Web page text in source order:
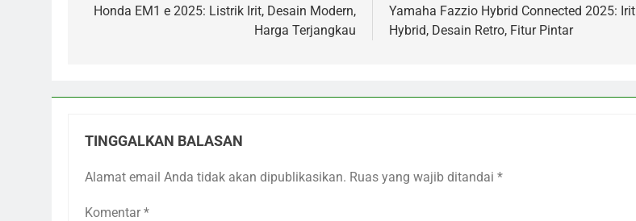
pos
Honda EM1 e 2025: Listrik Irit, Desain Modern,
Harga Terjangkau
Yamaha Fazzio Hybrid Connected 2025: Irit
Hybrid, Desain Retro, Fitur Pintar
TINGGALKAN BALASAN
Alamat email Anda tidak akan dipublikasikan. Ruas yang wajib ditandai *
Komentar *